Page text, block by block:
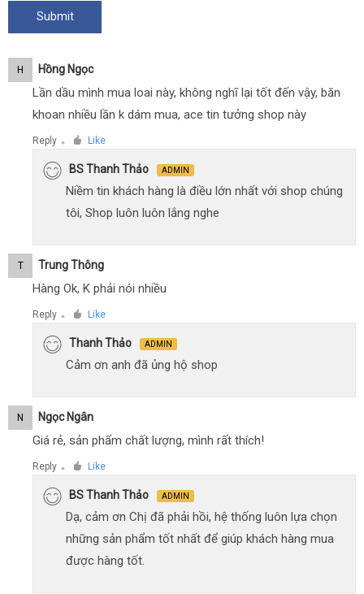
H Hồng Ngọc
Lần dầu mình mua loai này, không nghĩ lại tốt đến vậy, băn
khoan nhiều lần k dám mua, ace tin tưởng shop này
Reply ● Like
BS Thanh Thảo ADMIN
Niềm tin khách hàng là điều lớn nhất với shop chúng
tôi, Shop luôn luôn lắng nghe
T Trung Thông
Hàng Ok, K phải nói nhiều
Reply ● Like
Thanh Thảo ADMIN
Cảm ơn anh đã ủng hộ shop
N Ngọc Ngân
Giá rẻ, sản phẩm chất lượng, mình rất thích!
Reply ● Like
BS Thanh Thảo ADMIN
Dạ, cảm ơn Chị đã phải hồi, hệ thống luôn lựa chọn
những sản phẩm tốt nhất để giúp khách hàng mua
được hàng tốt.